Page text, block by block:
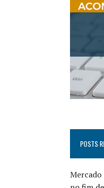
POSTS
Mercado